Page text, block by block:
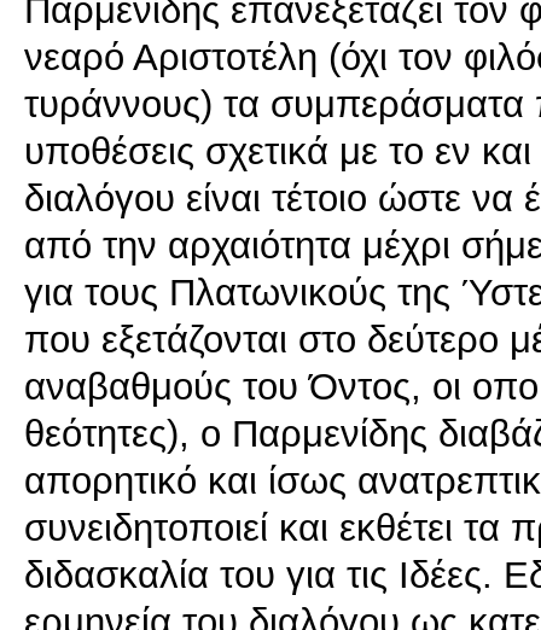
Παρμενίδης επανεξετάζει τον
νεαρό Αριστοτέλη (όχι τον
τυράννους) τα συμπεράσματα
υποθέσεις σχετικά με το εν
διαλόγου είναι τέτοιο ώστε να
από την αρχαιότητα μέχρι
για τους Πλατωνικούς της
που εξετάζονται στο δεύτερο
αναβαθμούς του Όντος, οι
θεότητες), ο Παρμενίδης
απορητικό και ίσως
συνειδητοποιεί και εκθέτει
διδασκαλία του για τις